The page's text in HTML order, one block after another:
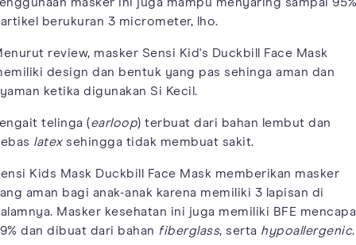
berukuran 3 micrometer, lho.
review, masker Sensi Kid's Duckbill Face Mask
design dan bentuk yang pas sehinga aman dan
ketika digunakan Si Kecil.
telinga (earloop) terbuat dari bahan lembut dan
latexsehingga tidak membuat sakit.
Kids Mask Duckbill Face Mask memberikan masker
aman bagi anak-anak karena memiliki 3 lapisan di
Masker kesehatan ini juga memiliki BFE
dan dibuat dari bahan fiberglass, serta hypoallergenic.